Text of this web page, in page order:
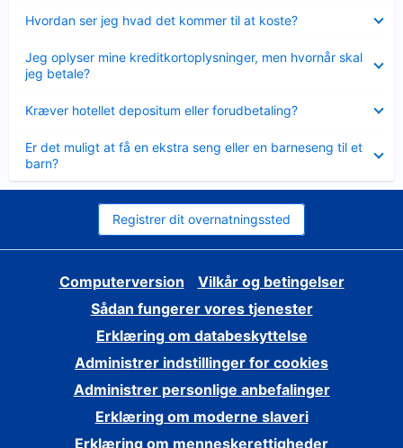
Hvordan ser jeg hvad det kommer til at koste?
Jeg oplyser mine kreditkortoplysninger, men hvornår skal
jeg betale?
Kræver hotellet depositum eller forudbetaling?
Er det muligt at få en ekstra seng eller en barneseng til et
barn?
Registrer dit overnatningssted
Computerversion
Vilkår og betingelser
Sådan fungerer vores tjenester
Erklæring om databeskyttelse
Administrer indstillinger for cookies
Administrer personlige anbefalinger
Erklæring om moderne slaveri
Erklæring om menneskerettigheder